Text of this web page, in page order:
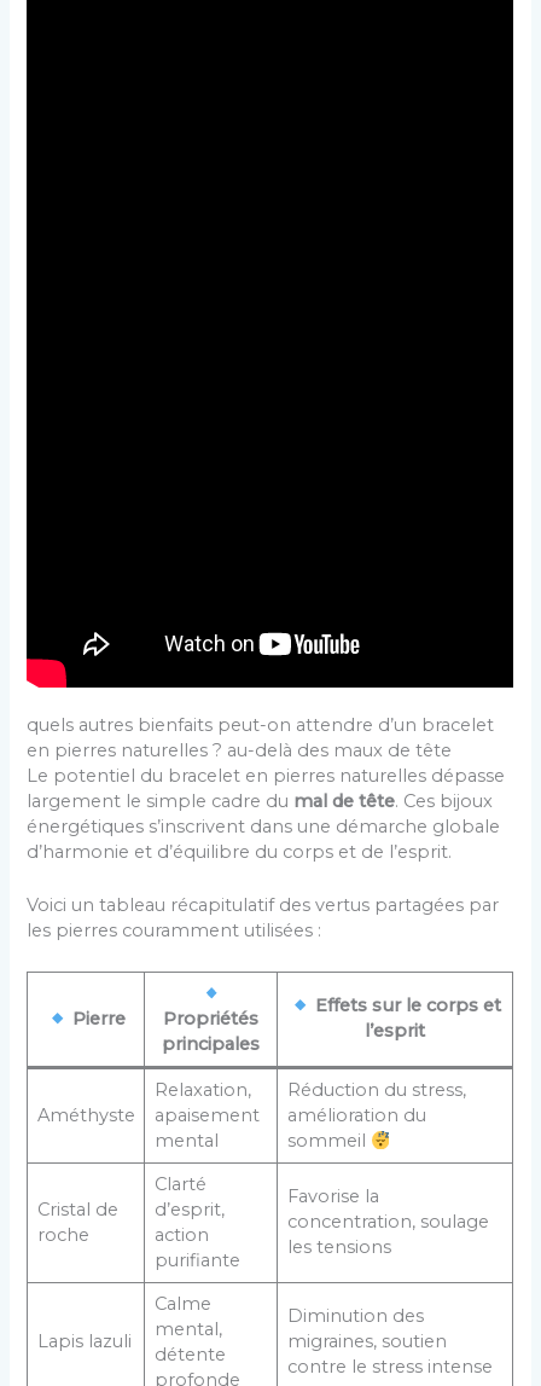
quels autres bienfaits peut-on attendre d’un bracelet
en pierres naturelles ? au-delà des maux de tête
Le potentiel du bracelet en pierres naturelles dépasse
largement le simple cadre du mal de tête. Ces bijoux
énergétiques s’inscrivent dans une démarche globale
d’harmonie et d’équilibre du corps et de l’esprit.
Voici un tableau récapitulatif des vertus partagées par
les pierres couramment utilisées :
Pierre
Propriétés
principales
Effets sur le corps et
l’esprit
Améthyste
Relaxation,
apaisement
mental
Réduction du stress,
amélioration du
sommeil
Cristal de
roche
Clarté
d’esprit,
action
purifiante
Favorise la
concentration, soulage
les tensions
Lapis lazuli
Calme
mental,
détente
profonde
Diminution des
migraines, soutien
contre le stress intense